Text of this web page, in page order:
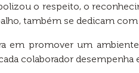
o respeito, o
também se dedicam
em promover um
colaborador desempenha